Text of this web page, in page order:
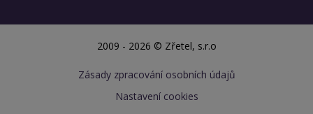
2009 - 2026 © Zřetel, s.r.o
Zásady zpracování osobních údajů
Nastavení cookies